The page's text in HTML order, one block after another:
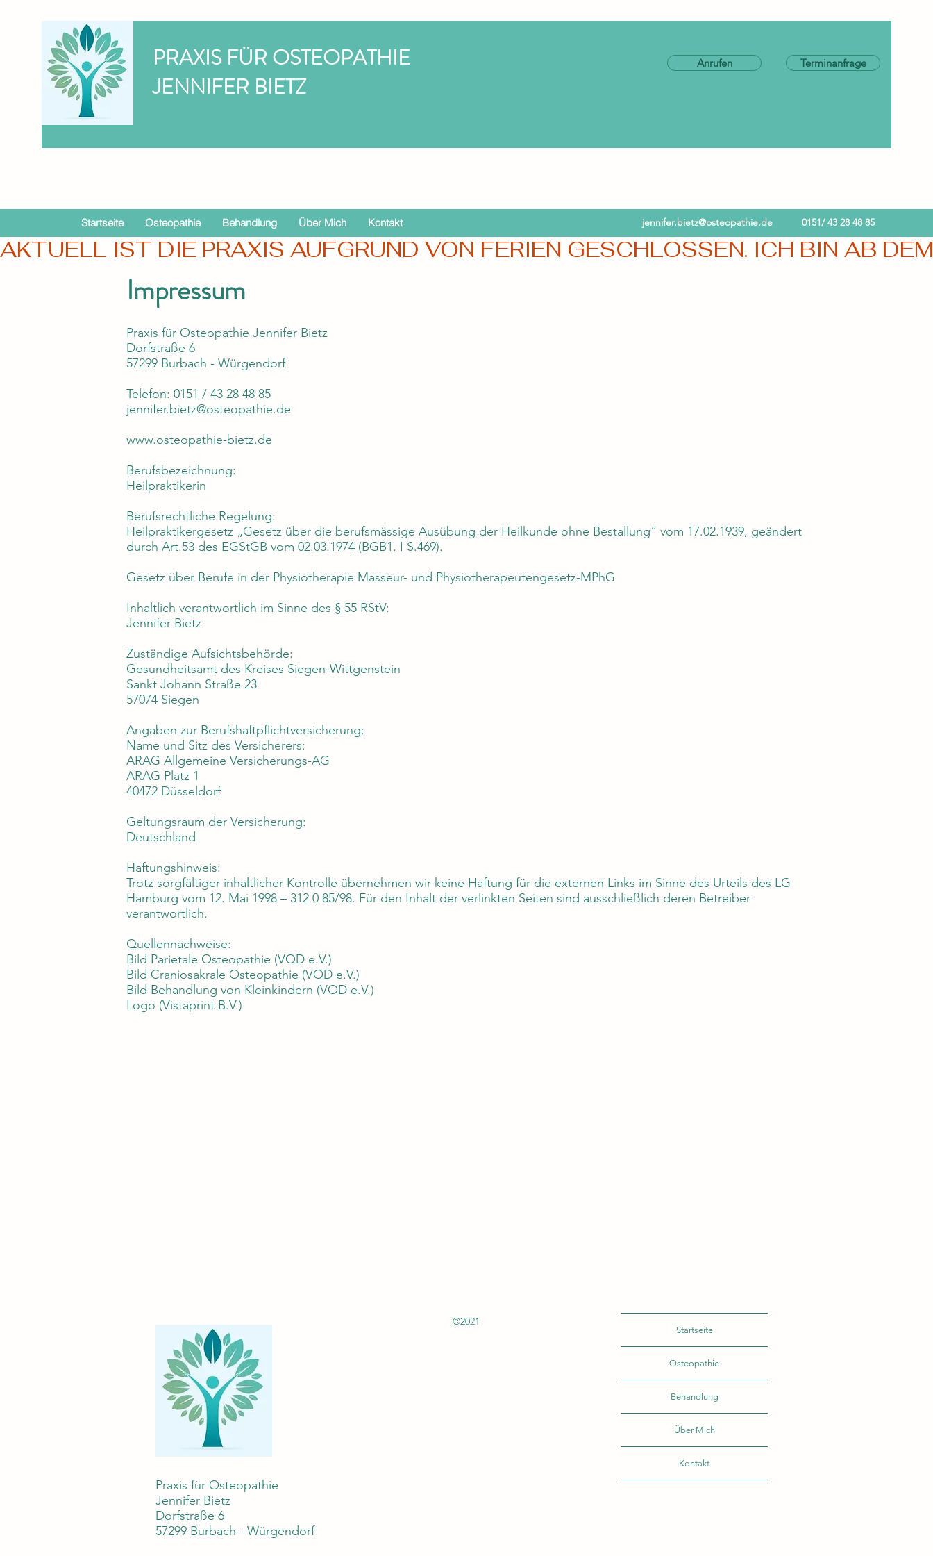
PRAXIS FÜR OSTEOPATHIE
JENNIFER BIETZ
Anrufen Terminanfrage
Startseite Osteopathie Behandlung Über Mich Kontakt jennifer.bietz@osteopathie.de 0151/ 43 28 48 85
AKTUELL IST DIE PRAXIS AUFGRUND VON FERIEN GESCHLOSSEN. ICH BIN AB
Impressum
Praxis für Osteopathie Jennifer Bietz
Dorfstraße 6
57299 Burbach - Würgendorf
Telefon: 0151 / 43 28 48 85
jennifer.bietz@osteopathie.de
www.osteopathie-bietz.de
Berufsbezeichnung:
Heilpraktikerin
Berufsrechtliche Regelung:
Heilpraktikergesetz „Gesetz über die berufsmässige Ausübung der Heilkunde ohne Bestallung“ vom 17.02.1939, geändert
durch Art.53 des EGStGB vom 02.03.1974 (BGB1. I S.469).
Gesetz über Berufe in der Physiotherapie Masseur- und Physiotherapeutengesetz-MPhG
Inhaltlich verantwortlich im Sinne des § 55 RStV:
Jennifer Bietz
Zuständige Aufsichtsbehörde:
Gesundheitsamt des Kreises Siegen-Wittgenstein
Sankt Johann Straße 23
57074 Siegen
Angaben zur Berufshaftpflichtversicherung:
Name und Sitz des Versicherers:
ARAG Allgemeine Versicherungs-AG
ARAG Platz 1
40472 Düsseldorf
Geltungsraum der Versicherung:
Deutschland
Haftungshinweis:
Trotz sorgfältiger inhaltlicher Kontrolle übernehmen wir keine Haftung für die externen Links im Sinne des Urteils des LG
Hamburg vom 12. Mai 1998 – 312 0 85/98. Für den Inhalt der verlinkten Seiten sind ausschließlich deren Betreiber
verantwortlich.
Quellennachweise:
Bild Parietale Osteopathie (VOD e.V.)
Bild Craniosakrale Osteopathie (VOD e.V.)
Bild Behandlung von Kleinkindern (VOD e.V.)
Logo (Vistaprint B.V.)
©2021
Praxis für Osteopathie
Jennifer Bietz
Dorfstraße 6
57299 Burbach - Würgendorf
Startseite
Osteopathie
Behandlung
Über Mich
Kontakt